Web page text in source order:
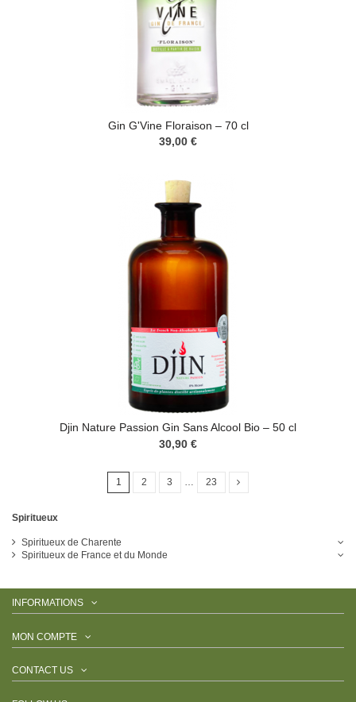
Gin G'Vine Floraison – 70 cl
39,00 €
Djin Nature Passion Gin Sans Alcool Bio – 50 cl
30,90 €
1 2 3 … 23
Spiritueux
Spiritueux de Charente
Spiritueux de France et du Monde
INFORMATIONS
MON COMPTE
CONTACT US